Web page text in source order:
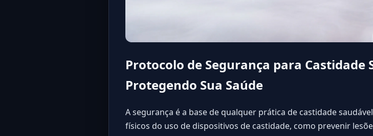
Protocolo de Segurança para Castidade
Protegendo Sua Saúde
A segurança é a base de qualquer prática de castidade
físicos do uso de dispositivos de castidade, como prevenir